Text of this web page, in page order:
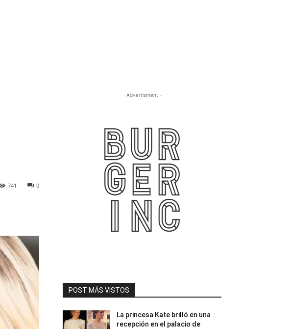
0
741
- Advertisment -
POST MÁS VISTOS
La princesa Kate brilló en una
recepción en el palacio de